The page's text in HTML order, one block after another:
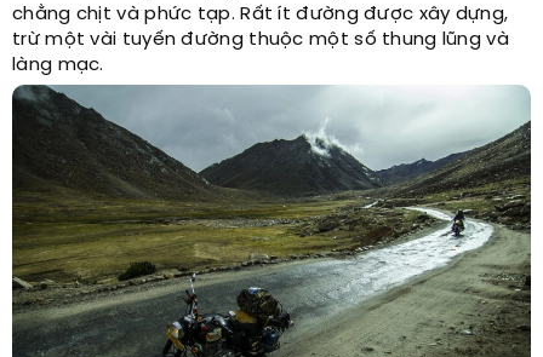
chằng chịt và phức tạp. Rất ít đường được xây dựng,
trừ một vài tuyến đường thuộc một số thung lũng và
làng mạc.